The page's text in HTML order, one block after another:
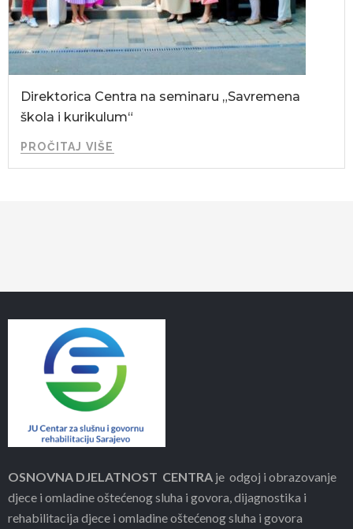
Direktorica Centra na seminaru „Savremena
škola i kurikulum“
PROČITAJ VIŠE
OSNOVNA DJELATNOST CENTRA je odgoj i obrazovanje
djece i omladine oštećenog sluha i govora, dijagnostika i
rehabilitacija djece i omladine oštećenog sluha i govora